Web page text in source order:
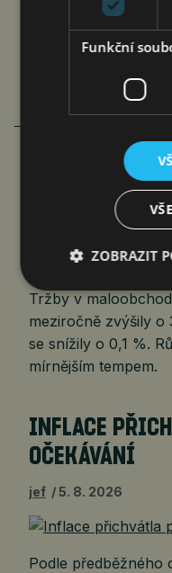
články
LIDÉ
5. 8. 2026
Tržby v
meziročně zvýšily o
se snížily o 0,1 %.
mírnějším tempem.
INFLACE
OČEKÁVÁNÍ
jef 5. 8. 2026
Podle předběžného
Funkční
ZOBRAZIT